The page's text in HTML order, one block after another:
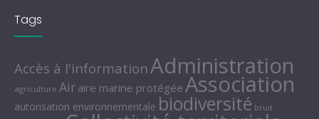
Tags
Accès à l'informationAdministration
agriculture Air aire marine protégée Association
autorisation environnementale biodiversité bruit